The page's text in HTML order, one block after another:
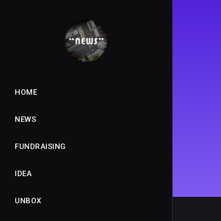
HOME
NEWS
FUNDRAISING
IDEA
UNBOX